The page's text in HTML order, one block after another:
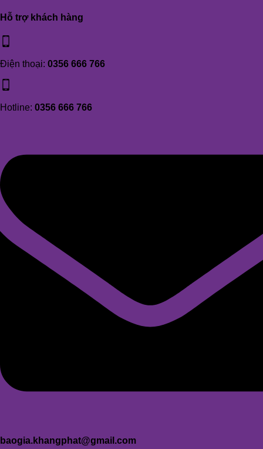
Hỗ trợ khách hàng
Điện thoại: 0356 666 766
Hotline: 0356 666 766
baogia.khangphat@gmail.com